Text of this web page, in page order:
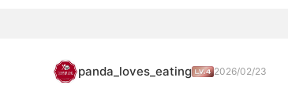
panda_loves_eating 2026/02/23